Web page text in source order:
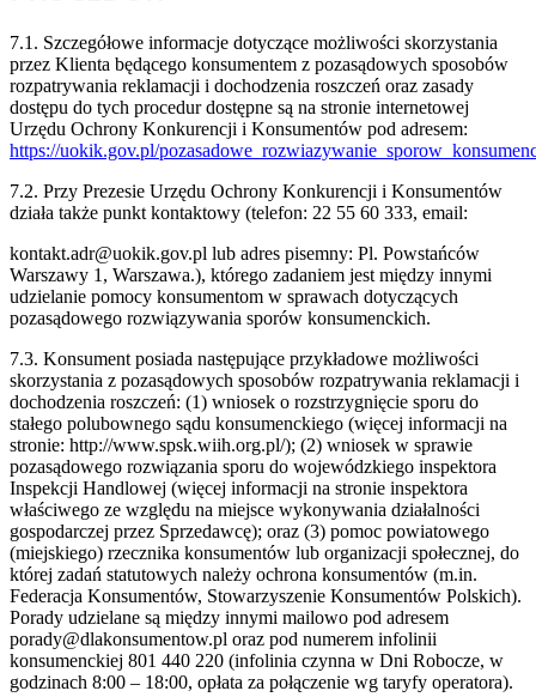
7.1. Szczegółowe informacje dotyczące możliwości skorzystania
przez Klienta będącego konsumentem z pozasądowych sposobów
rozpatrywania reklamacji i dochodzenia roszczeń oraz zasady
dostępu do tych procedur dostępne są na stronie internetowej
Urzędu Ochrony Konkurencji i Konsumentów pod adresem:
https://uokik.gov.pl/
7.2. Przy Prezesie Urzędu Ochrony Konkurencji i Konsumentów
działa także punkt kontaktowy (telefon: 22 55 60 333, email:
kontakt.adr@uokik.gov.pl lub adres pisemny: Pl. Powstańców
Warszawy 1, Warszawa.), którego zadaniem jest między innymi
udzielanie pomocy konsumentom w sprawach dotyczących
pozasądowego rozwiązywania sporów konsumenckich.
7.3. Konsument posiada następujące przykładowe możliwości
skorzystania z pozasądowych sposobów rozpatrywania reklamacji i
dochodzenia roszczeń: (1) wniosek o rozstrzygnięcie sporu do
stałego polubownego sądu konsumenckiego (więcej informacji na
stronie: http://www.spsk.wiih.org.pl/); (2) wniosek w sprawie
pozasądowego rozwiązania sporu do wojewódzkiego inspektora
Inspekcji Handlowej (więcej informacji na stronie inspektora
właściwego ze względu na miejsce wykonywania działalności
gospodarczej przez Sprzedawcę); oraz (3) pomoc powiatowego
(miejskiego) rzecznika konsumentów lub organizacji społecznej, do
której zadań statutowych należy ochrona konsumentów (m.in.
Federacja Konsumentów, Stowarzyszenie Konsumentów Polskich).
Porady udzielane są między innymi mailowo pod adresem
porady@dlakonsumentow.pl oraz pod numerem infolinii
konsumenckiej 801 440 220 (infolinia czynna w Dni Robocze, w
godzinach 8:00 – 18:00, opłata za połączenie wg taryfy operatora).